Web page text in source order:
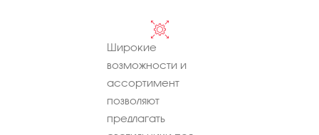
Широкие
возможности и
ассортимент
позволяют
предлагать